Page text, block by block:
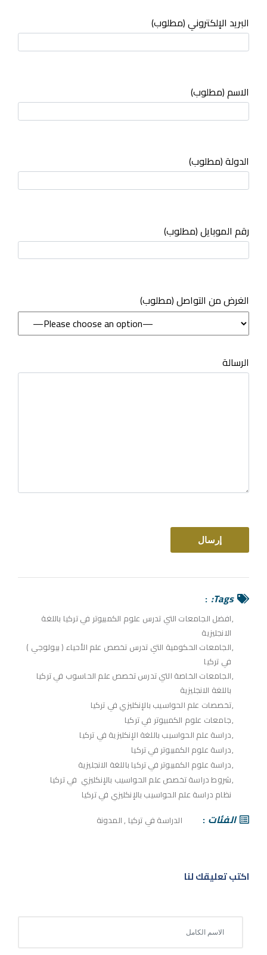
البريد الإلكتروني (مطلوب)
الاسم (مطلوب)
الدولة (مطلوب)
رقم الموبايل (مطلوب)
(مطلوب) الغرض من التواصل
الرسالة
Tags:
افضل الجامعات التي تدرس علوم الكمبيوتر في تركيا باللغة
الانجليزية
الجامعات الحكومية التي تدرس تخصص علم الأحياء ( بيولوجي )
في تركيا
الجامعات الخاصة التي تدرس تخصص علم الحاسوب في تركيا
باللغة الانجليزية
تخصصات علم الحواسيب بالإنكليزي في تركيا
جامعات علوم الكمبيوتر في تركيا
دراسة علم الحواسيب باللغة الإنكليزية في تركيا
دراسة علوم الكمبيوتر في تركيا
دراسة علوم الكمبيوتر في تركيا باللغة الانجليزية
شروط دراسة تخصص علم الحواسيب بالإنكليزي في تركيا
نظام دراسة علم الحواسيب بالإنكليزي في تركيا
الفئات الدراسة في تركيا ,المدونة
اكتب تعليقك لنا